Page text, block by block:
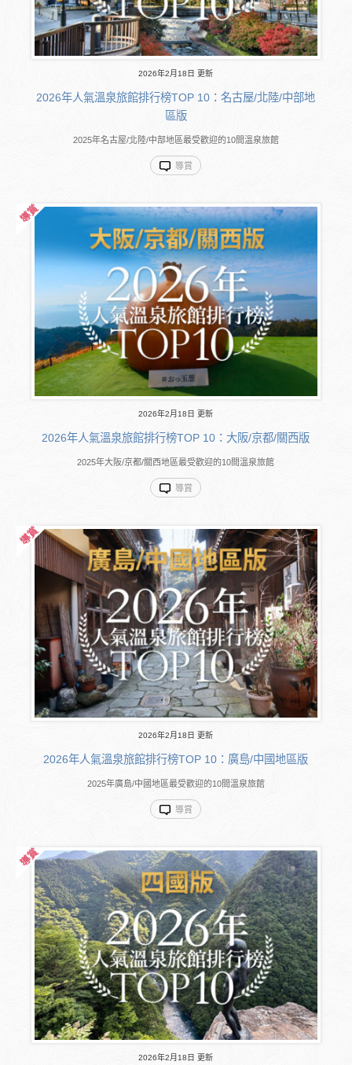
2026年2月18日 更新
2026年人氣溫泉旅館排行榜TOP 10：名古屋/北陸/中部地
區版
2025年名古屋/北陸/中部地區最受歡迎的10間溫泉旅館
導賞
2026年2月18日 更新
2026年人氣溫泉旅館排行榜TOP 10：大阪/京都/關西版
2025年大阪/京都/關西地區最受歡迎的10間溫泉旅館
導賞
2026年2月18日 更新
2026年人氣溫泉旅館排行榜TOP 10：廣島/中國地區版
2025年廣島/中國地區最受歡迎的10間溫泉旅館
導賞
2026年2月18日 更新